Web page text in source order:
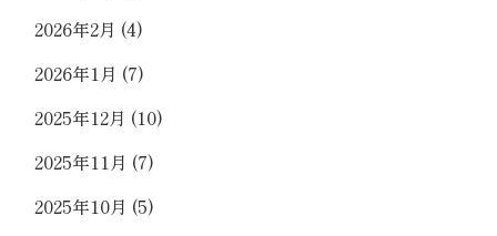
2026年2月 (4)
2026年1月 (7)
2025年12月 (10)
2025年11月 (7)
2025年10月 (5)